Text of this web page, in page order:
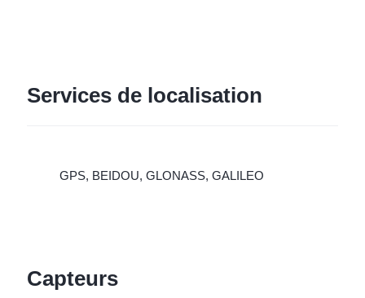
Services de localisation
GPS, BEIDOU, GLONASS, GALILEO
Capteurs